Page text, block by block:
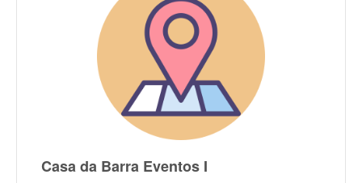
Casa da Barra Eventos I